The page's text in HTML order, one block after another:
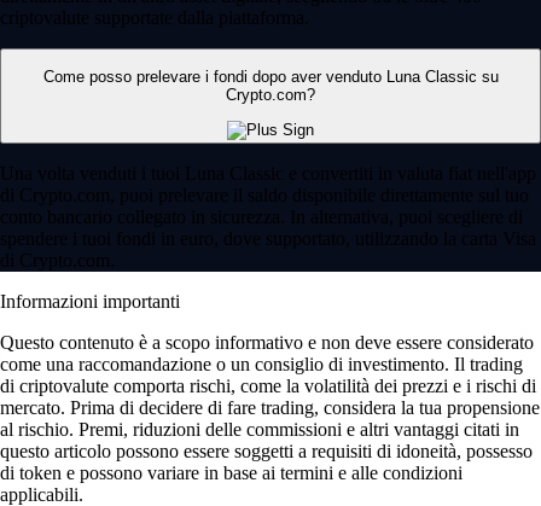
criptovalute supportate dalla piattaforma.
Come posso prelevare i fondi dopo aver venduto Luna Classic su
Crypto.com?
Una volta venduti i tuoi Luna Classic e convertiti in valuta fiat nell'app
di Crypto.com, puoi prelevare il saldo disponibile direttamente sul tuo
conto bancario collegato in sicurezza. In alternativa, puoi scegliere di
spendere i tuoi fondi in euro, dove supportato, utilizzando la carta Visa
di Crypto.com.
Informazioni importanti
Questo contenuto è a scopo informativo e non deve essere considerato
come una raccomandazione o un consiglio di investimento. Il trading
di criptovalute comporta rischi, come la volatilità dei prezzi e i rischi di
mercato. Prima di decidere di fare trading, considera la tua propensione
al rischio. Premi, riduzioni delle commissioni e altri vantaggi citati in
questo articolo possono essere soggetti a requisiti di idoneità, possesso
di token e possono variare in base ai termini e alle condizioni
applicabili.